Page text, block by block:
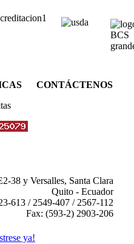
CONTÁCTENOS
38 y Versalles, Santa Clara
Quito - Ecuador
613 / 2549-407 / 2567-112
Fax: (593-2) 2903-206
ya!